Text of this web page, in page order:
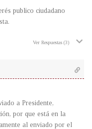
publico ciudadano
Ver Respuestas (3)
a Presidente,
por que está en la
al enviado por el